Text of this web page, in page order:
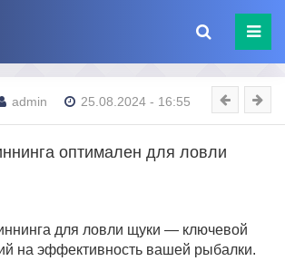
admin 25.08.2024 - 16:55
оптимален для ловли
для ловли щуки — ключевой
на эффективность вашей рыбалки.